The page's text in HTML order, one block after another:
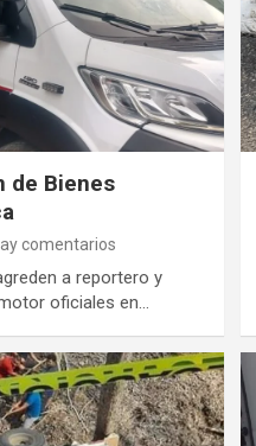
de Bienes
comentarios
a reportero y
oficiales en…